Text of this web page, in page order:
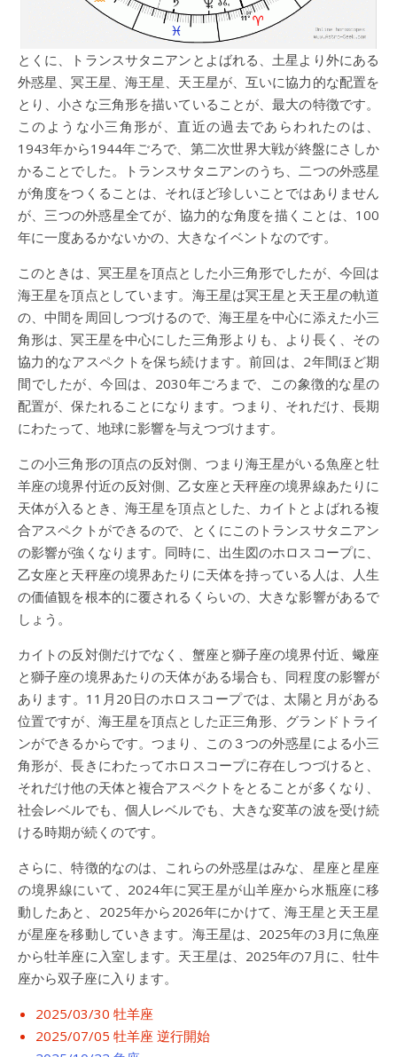
とくに、トランスサタニアンとよばれる、土星より外にある
外惑星、冥王星、海王星、天王星が、互いに協力的な配置を
とり、小さな三角形を描いていることが、最大の特徴です。
このような小三角形が、直近の過去であらわれたのは、
1943年から1944年ごろで、第二次世界大戦が終盤にさしか
かることでした。トランスサタニアンのうち、二つの外惑星
が角度をつくることは、それほど珍しいことではありません
が、三つの外惑星全てが、協力的な角度を描くことは、100
年に一度あるかないかの、大きなイベントなのです。
このときは、冥王星を頂点とした小三角形でしたが、今回は
海王星を頂点としています。海王星は冥王星と天王星の軌道
の、中間を周回しつづけるので、海王星を中心に添えた小三
角形は、冥王星を中心にした三角形よりも、より長く、その
協力的なアスペクトを保ち続けます。前回は、2年間ほど期
間でしたが、今回は、2030年ごろまで、この象徴的な星の
配置が、保たれることになります。つまり、それだけ、長期
にわたって、地球に影響を与えつづけます。
この小三角形の頂点の反対側、つまり海王星がいる魚座と牡
羊座の境界付近の反対側、乙女座と天秤座の境界線あたりに
天体が入るとき、海王星を頂点とした、カイトとよばれる複
合アスペクトができるので、とくにこのトランスサタニアン
の影響が強くなります。同時に、出生図のホロスコープに、
乙女座と天秤座の境界あたりに天体を持っている人は、人生
の価値観を根本的に覆されるくらいの、大きな影響があるで
しょう。
カイトの反対側だけでなく、蟹座と獅子座の境界付近、蠍座
と獅子座の境界あたりの天体がある場合も、同程度の影響が
あります。11月20日のホロスコープでは、太陽と月がある
位置ですが、海王星を頂点とした正三角形、グランドトライ
ンができるからです。つまり、この３つの外惑星による小三
角形が、長きにわたってホロスコープに存在しつづけると、
それだけ他の天体と複合アスペクトをとることが多くなり、
社会レベルでも、個人レベルでも、大きな変革の波を受け続
ける時期が続くのです。
さらに、特徴的なのは、これらの外惑星はみな、星座と星座
の境界線にいて、2024年に冥王星が山羊座から水瓶座に移
動したあと、2025年から2026年にかけて、海王星と天王星
が星座を移動していきます。海王星は、2025年の3月に魚座
から牡羊座に入室します。天王星は、2025年の7月に、牡牛
座から双子座に入ります。
2025/03/30 牡羊座
2025/07/05 牡羊座 逆行開始